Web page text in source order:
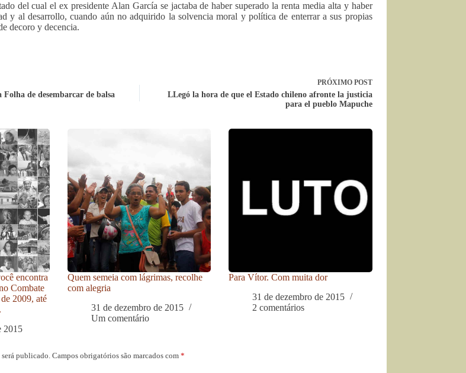
del cual el ex presidente Alan García se jactaba de haber superado la renta media alta y haber
y al desarrollo, cuando aún no adquirido la solvencia moral y política de enterrar a sus propias
decoro y decencia.
de desembarcar de balsa
PRÓXIMO POST
LLegó la hora de que el Estado chileno afronte la justicia
para el pueblo Mapuche
encontra
Combate
2009, até
2015
Quem semeia com lágrimas, recolhe
com alegria
31 de dezembro de 2015
Um comentário
Para Vítor. Com muita dor
31 de dezembro de 2015
2 comentários
será publicado. Campos obrigatórios são marcados com *